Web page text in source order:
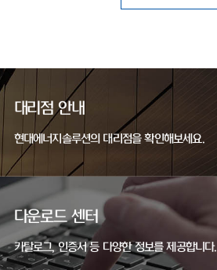
대리점 안내
현대에너지솔루션의 대리점을 확인해보세요.
다운로드 센터
카탈로그, 인증서 등 다양한 정보를 제공합니다.